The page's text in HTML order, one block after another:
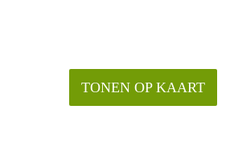
TONEN OP KAART